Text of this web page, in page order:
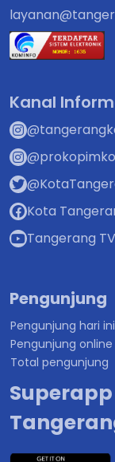
Kanal
Kota
Tangerang TV
Pengunjung
Pengunjung hari ini
Pengunjung online
Total pengunjung
Superapp